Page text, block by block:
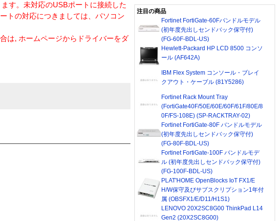
す。未対応のUSBポートに接続した
トの対応につきましては、パソコン
は, ホームページからドライバーをダ
注目の商品
Fortinet FortiGate-60Fバンドルモデル
(初年度先出しセンドバック保守付)
(FG-60F-BDL-US)
Hewlett-Packard HP LCD 8500 コンソ
ール (AF642A)
IBM Flex System コンソール・ブレイ
クアウト・ケーブル (81Y5286)
Fortinet Rack Mount Tray
(FortiGate40F/50E/60E/60F/61F/80E/8
0F/FS-108E) (SP-RACKTRAY-02)
Fortinet FortiGate-80F バンドルモデル
(初年度先出しセンドバック保守付)
(FG-80F-BDL-US)
Fortinet FortiGate-100F バンドルモデ
ル (初年度先出しセンドバック保守付)
(FG-100F-BDL-US)
PLAT'HOME OpenBlocks IoT FX1/E
H/W保守及びサブスクリプション1年付
属 (OBSFX1/E/D11/H1S1)
LENOVO 20X2SC8G00 ThinkPad L14
Gen2 (20X2SC8G00)